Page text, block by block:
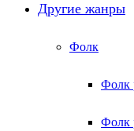
Другие жанры
Фолк
Фолк
Фолк